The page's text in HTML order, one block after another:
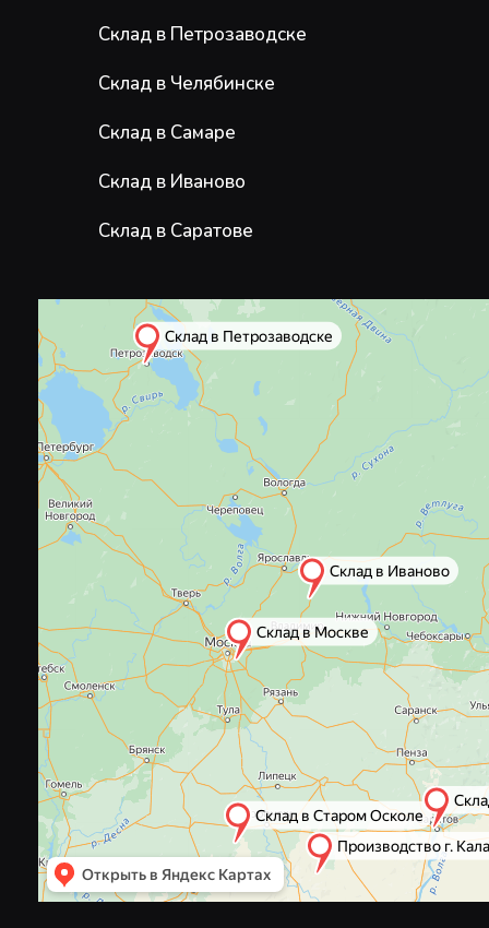
Склад в Петрозаводске
Склад в Челябинске
Склад в Самаре
Склад в Иваново
Склад в Саратове